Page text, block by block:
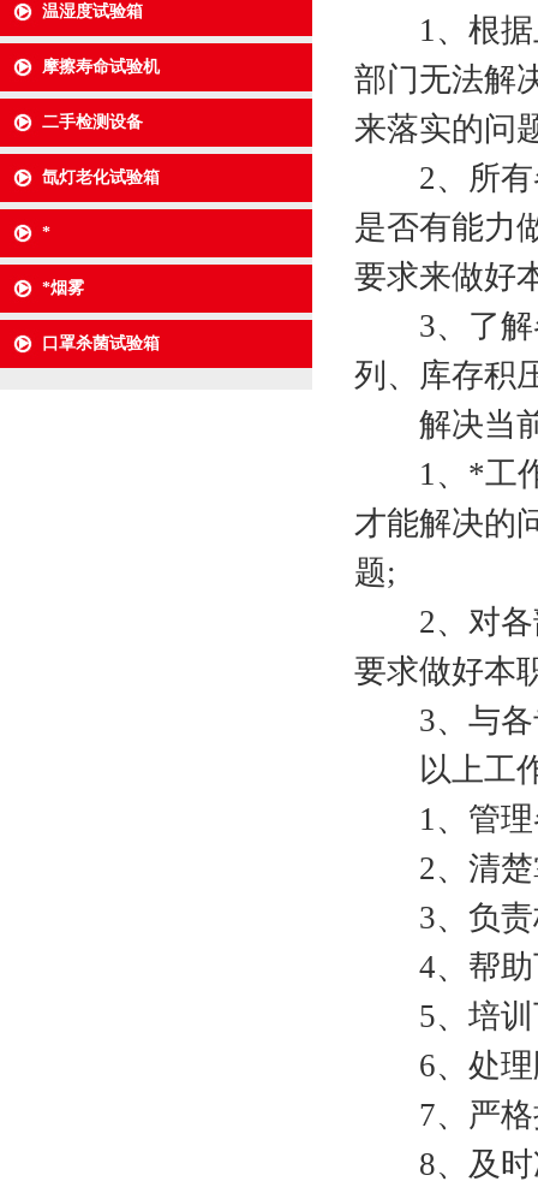
温湿度试验箱
摩擦寿命试验机
二手检测设备
氙灯老化试验箱
*
*烟雾
口罩杀菌试验箱
1、根据上
部门无法解
来落实的问
2、所有各
是否有能力
要求来做好
3、了解各
列、库存积
解决当前
1、*工作
才能解决的
题;
2、对各部
要求做好本
3、与各
以上工作
1、管理
2、清楚
3、负责柜
4、帮助
5、培训
6、处理
7、严格
8、及时